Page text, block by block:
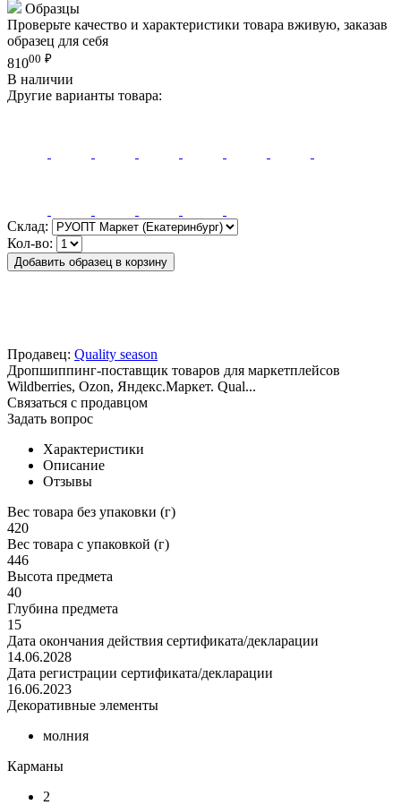
Образцы
Проверьте качество и характеристики товара вживую, заказав
образец для себя
81000 ₽
В наличии
Другие варианты товара:
Склад:
Кол-во:
Добавить образец в корзину
Продавец: Quality season
Дропшиппинг-поставщик товаров для маркетплейсов
Wildberries, Ozon, Яндекс.Маркет. Qual...
Связаться с продавцом
Задать вопрос
Характеристики
Описание
Отзывы
Вес товара без упаковки (г)
420
Вес товара с упаковкой (г)
446
Высота предмета
40
Глубина предмета
15
Дата окончания действия сертификата/декларации
14.06.2028
Дата регистрации сертификата/декларации
16.06.2023
Декоративные элементы
молния
Карманы
2